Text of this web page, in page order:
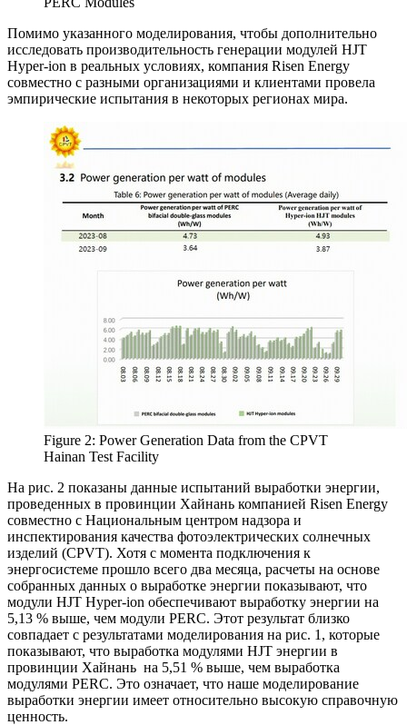
Помимо указанного моделирования, чтобы дополнительно
исследовать производительность генерации модулей HJT
Hyper-ion в реальных условиях, компания Risen Energy
совместно с разными организациями и клиентами провела
эмпирические испытания в некоторых регионах мира.
Figure 2: Power Generation Data from the CPVT
Hainan Test Facility
На рис. 2 показаны данные испытаний выработки энергии,
проведенных в провинции Хайнань компанией Risen Energy
совместно с Национальным центром надзора и
инспектирования качества фотоэлектрических солнечных
изделий (CPVT). Хотя с момента подключения к
энергосистеме прошло всего два месяца, расчеты на основе
собранных данных о выработке энергии показывают, что
модули HJT Hyper-ion обеспечивают выработку энергии на
5,13 % выше, чем модули PERC. Этот результат близко
совпадает с результатами моделирования на рис. 1, которые
показывают, что выработка модулями HJT энергии в
провинции Хайнань на 5,51 % выше, чем выработка
модулями PERC. Это означает, что наше моделирование
выработки энергии имеет относительно высокую справочную
ценность.